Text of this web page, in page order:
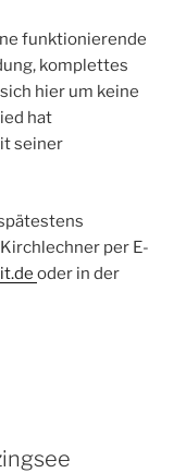
funktionierende
komplettes
hier um keine
hat
seiner
per E-
oder in der